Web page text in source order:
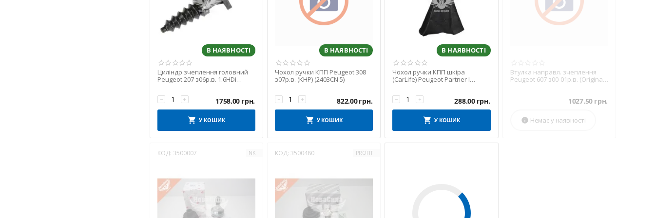
В НАЯВНОСТІ
Циліндр зчеплення головний
Peugeot 207 з06р.в. 1.6HDi
+
− 1758.00 грн.
У КОШИК
В НАЯВНОСТІ
Чохол ручки КПП Peugeot 308
з07р.в. (КНР) (2403CN 5)
+
− 822.00грн.
У КОШИК
В НАЯВНОСТІ
Чохол ручки КПП шкіра
(CarLife) Peugeot Partner l
+
− 288.00 грн.
У КОШИК
Втулка направл. зчеплення
Peugeot 607 з00-01р.в. (Original)
1027.50 грн.
Немає у наявності

КОД: 3500007 NK КОД: 3500480 PROFIT